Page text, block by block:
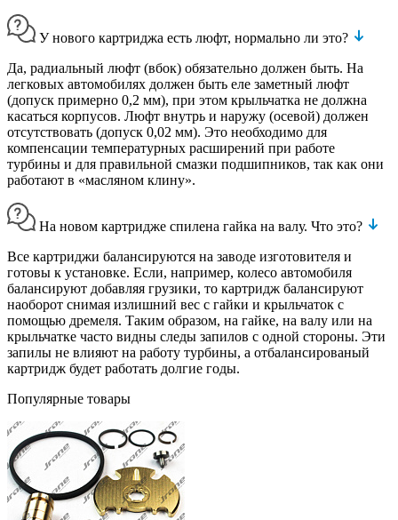
У нового картриджа есть люфт, нормально ли это?
Да, радиальный люфт (вбок) обязательно должен быть. На
легковых автомобилях должен быть еле заметный люфт
(допуск примерно 0,2 мм), при этом крыльчатка не должна
касаться корпусов. Люфт внутрь и наружу (осевой) должен
отсутствовать (допуск 0,02 мм). Это необходимо для
компенсации температурных расширений при работе
турбины и для правильной смазки подшипников, так как они
работают в «масляном клину».
На новом картридже спилена гайка на валу. Что это?
Все картриджи балансируются на заводе изготовителя и
готовы к установке. Если, например, колесо автомобиля
балансируют добавляя грузики, то картридж балансируют
наоборот снимая излишний вес с гайки и крыльчаток с
помощью дремеля. Таким образом, на гайке, на валу или на
крыльчатке часто видны следы запилов с одной стороны. Эти
запилы не влияют на работу турбины, а отбалансированый
картридж будет работать долгие годы.
Популярные товары